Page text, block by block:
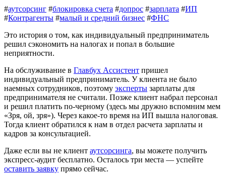
#аутсорсинг #блокировка счета #допрос #зарплата #ИП
#Контрагенты #малый и cредний бизнес #ФНС
Это история о том, как индивидуальный предприниматель
решил сэкономить на налогах и попал в большие
неприятности.
На обслуживание в Главбух Ассистент пришел
индивидуальный предприниматель. У клиента не было
наемных сотрудников, поэтому эксперты зарплаты для
предпринимателя не считали. Позже клиент набрал персонал
и решил платить по-черному (здесь мы дружно вспомним мем
«Зря, ой, зря»). Через какое-то время на ИП вышла налоговая.
Тогда клиент обратился к нам в отдел расчета зарплаты и
кадров за консультацией.
Даже если вы не клиент аутсорсинга, вы можете получить
экспресс-аудит бесплатно. Осталось три места — успейте
оставить заявку прямо сейчас.